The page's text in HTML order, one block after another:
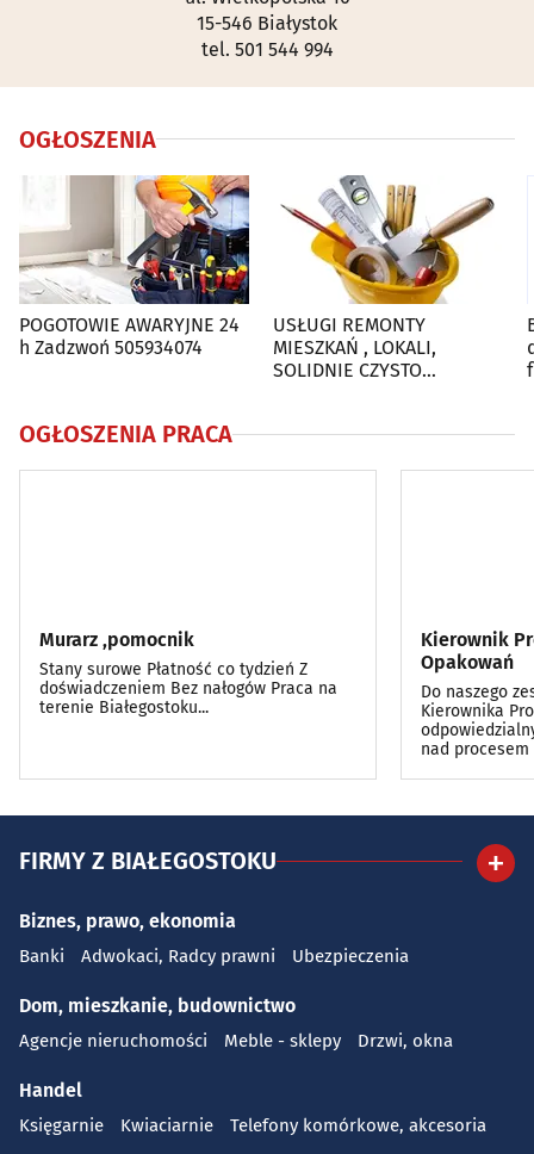
15-546 Białystok
tel. 501 544 994
OGŁOSZENIA
POGOTOWIE AWARYJNE 24
h Zadzwoń 505934074
USŁUGI REMONTY
MIESZKAŃ , LOKALI,
SOLIDNIE CZYSTO
OGŁOSZENIA PRACA
Murarz ,pomocnik
Stany surowe Płatność co tydzień Z
doświadczeniem Bez nałogów Praca na
terenie Białegostoku...
Kierownik
Opakowań
Do naszego
Kierownika
nad
FIRMY Z BIAŁEGOSTOKU
Biznes, prawo, ekonomia
Banki Adwokaci, Radcy prawni Ubezpieczenia
Dom, mieszkanie, budownictwo
Agencje nieruchomości Meble - sklepy Drzwi, okna
Handel
Księgarnie Kwiaciarnie Telefony komórkowe, akcesoria